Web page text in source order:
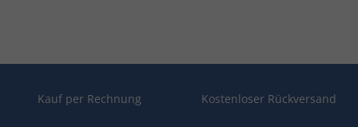
Kauf per Rechnung Kostenloser Rückversand